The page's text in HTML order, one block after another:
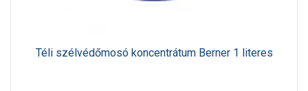
Téli szélvédőmosó koncentrátum Berner 1 literes